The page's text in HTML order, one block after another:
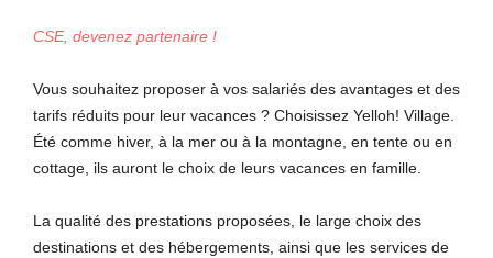
CSE, devenez partenaire !
Vous souhaitez proposer à vos salariés des avantages et des
tarifs réduits pour leur vacances ? Choisissez Yelloh! Village.
Été comme hiver, à la mer ou à la montagne, en tente ou en
cottage, ils auront le choix de leurs vacances en famille.
La qualité des prestations proposées, le large choix des
destinations et des hébergements, ainsi que les services de